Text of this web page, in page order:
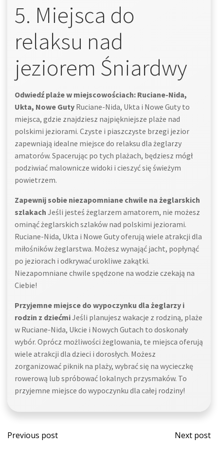
5. Miejsca do
relaksu nad
jeziorem Śniardwy
Odwiedź plaże w miejscowościach: Ruciane-Nida,
Ukta, Nowe Guty Ruciane-Nida, Ukta i Nowe Guty to
miejsca, gdzie znajdziesz najpiękniejsze plaże nad
polskimi jeziorami. Czyste i piaszczyste brzegi jezior
zapewniają idealne miejsce do relaksu dla żeglarzy
amatorów. Spacerując po tych plażach, będziesz mógł
podziwiać malownicze widoki i cieszyć się świeżym
powietrzem.
Zapewnij sobie niezapomniane chwile na żeglarskich
szlakach Jeśli jesteś żeglarzem amatorem, nie możesz
ominąć żeglarskich szlaków nad polskimi jeziorami.
Ruciane-Nida, Ukta i Nowe Guty oferują wiele atrakcji dla
miłośników żeglarstwa. Możesz wynająć jacht, popłynąć
po jeziorach i odkrywać urokliwe zakątki.
Niezapomniane chwile spędzone na wodzie czekają na
Ciebie!
Przyjemne miejsce do wypoczynku dla żeglarzy i
rodzin z dziećmiJeśli planujesz wakacje z rodziną, plaże
w Ruciane-Nida, Ukcie i Nowych Gutach to doskonały
wybór. Oprócz możliwości żeglowania, te miejsca oferują
wiele atrakcji dla dzieci i dorosłych. Możesz
zorganizować piknik na plaży, wybrać się na wycieczkę
rowerową lub spróbować lokalnych przysmaków. To
przyjemne miejsce do wypoczynku dla całej rodziny!
Post
Previous post
Post
Next post